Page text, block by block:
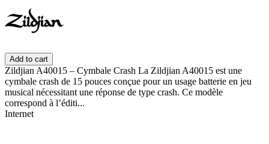
Add to cart
Zildjian A40015 – Cymbale Crash La Zildjian A40015 est une
cymbale crash de 15 pouces conçue pour un usage batterie en jeu
musical nécessitant une réponse de type crash. Ce modèle
correspond à l’éditi...
Internet